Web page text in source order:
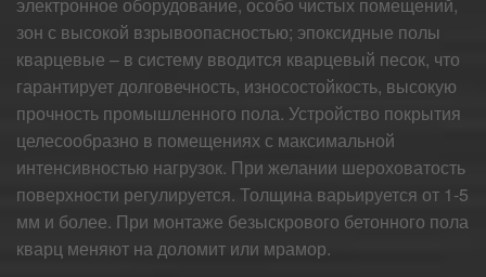
зон с высокой взрывоопасностью; эпоксидные полы
кварцевые – в систему вводится кварцевый песок, что
гарантирует долговечность, износостойкость, высокую
прочность промышленного пола. Устройство покрытия
целесообразно в помещениях с максимальной
интенсивностью нагрузок. При желании шероховатость
поверхности регулируется. Толщина варьируется от 1-5
мм и более. При монтаже безыскрового бетонного пола
кварц меняют на доломит или мрамор.